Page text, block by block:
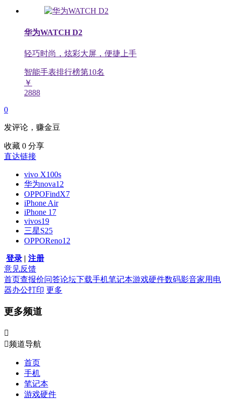
华为WATCH D2
轻巧时尚，炫彩大屏，便捷上手
智能手表排行榜第10名
￥
2888
0
发评论，赚金豆
收藏 0 分享
直达链接
vivo X100s
华为nova12
OPPOFindX7
iPhone Air
iPhone 17
vivos19
三星S25
OPPOReno12
登录 | 注册
意见反馈
首页查报价问答论坛下载手机笔记本游戏硬件数码影音家用电
器办公打印 更多
更多频道

频道导航
首页
手机
笔记本
游戏硬件